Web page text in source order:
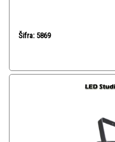
Šifra: 5869